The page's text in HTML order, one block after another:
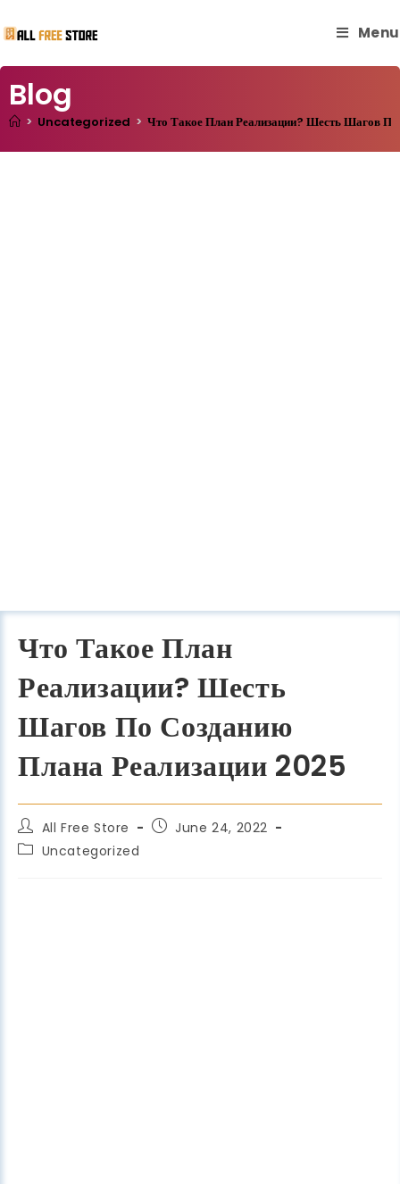
Menu
Blog
> Uncategorized > Что Такое План Реализации? Шесть Шагов
Что Такое План
Реализации? Шесть
Шагов По Созданию
Плана Реализации 2025
All Free Store
June 24, 2022
Uncategorized